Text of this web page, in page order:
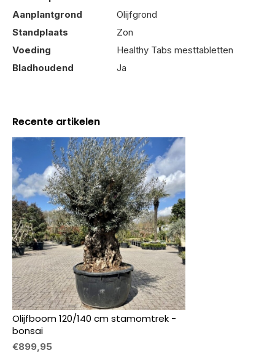
Aanplantgrond
Olijfgrond
Standplaats
Zon
Voeding
Healthy Tabs mesttabletten
Bladhoudend
Ja
Recente artikelen
Olijfboom 120/140 cm stamomtrek -
bonsai
€899,95